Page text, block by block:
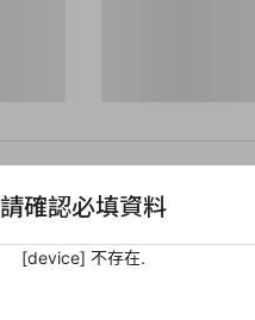
請確認必填資料
[device] 不存在.